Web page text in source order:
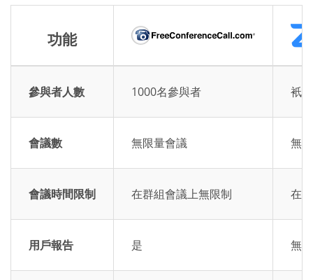
功能
參與者人數 1000名參與者 衹
會議數 無限量會議 無
會議時間限制 在群組會議上無限制 在
用戶報告 是 無